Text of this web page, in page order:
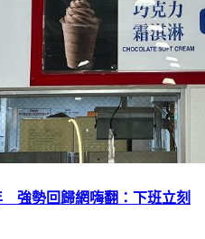
強勢回歸網嗨翻：下班立刻